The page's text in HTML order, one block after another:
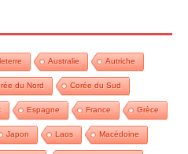
Australie Autriche
du Nord Corée du Sud
Espagne France Grèce
Japon Laos Macédoine